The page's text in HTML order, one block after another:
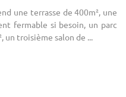
une terrasse de 400m², une
fermable si besoin, un parc
un troisième salon de ...